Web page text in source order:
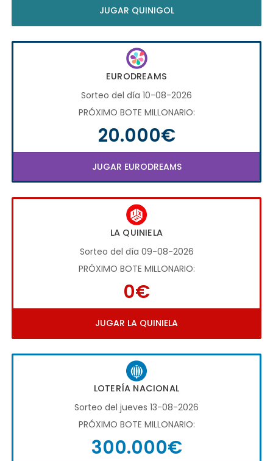
JUGAR QUINIGOL
EURODREAMS
Sorteo del día 10-08-2026
PRÓXIMO BOTE MILLONARIO:
20.000€
JUGAR EURODREAMS
LA QUINIELA
Sorteo del día 09-08-2026
PRÓXIMO BOTE MILLONARIO:
0€
JUGAR LA QUINIELA
LOTERÍA NACIONAL
Sorteo del jueves 13-08-2026
PRÓXIMO BOTE MILLONARIO:
300.000€